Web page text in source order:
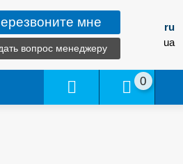
мне
вопрос менеджеру
ru
ua
0